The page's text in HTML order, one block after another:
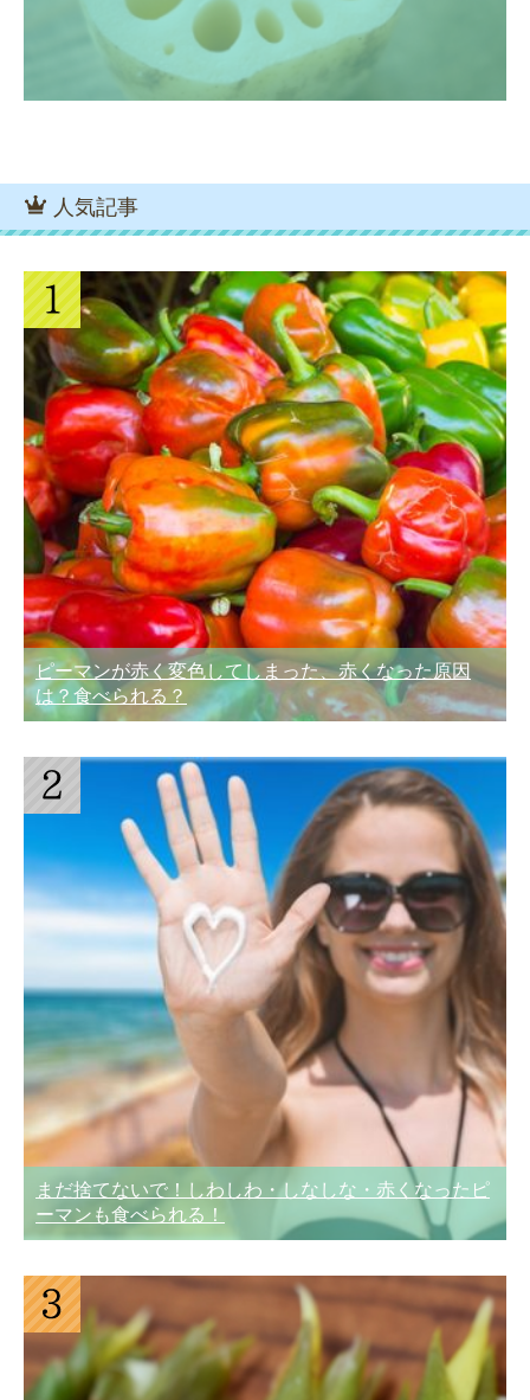
人気記事
ピーマンが赤く変色してしまった、赤くなった原因
は？食べられる？
まだ捨てないで！しわしわ・しなしな・赤くなったピ
ーマンも食べられる！